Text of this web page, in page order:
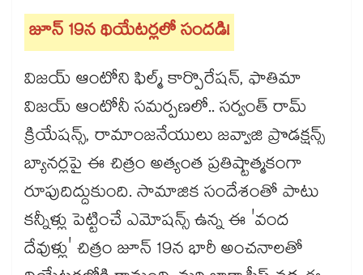
జూన్ 19న థియేటర్లలో సందడి!
విజయ్ ఆంటోని ఫిల్మ్ కార్పొరేషన్, ఫాతిమా
విజయ్ ఆంటోనీ సమర్పణలో.. సర్వంత్ రామ్
క్రియేషన్స్, రామాంజనేయులు జవ్వాజి ప్రొడక్షన్స్
బ్యానర్లపై ఈ చిత్రం అత్యంత ప్రతిష్టాత్మకంగా
రూపుదిద్దుకుంది. సామాజిక సందేశంతో పాటు
కన్నీళ్లు పెట్టించే ఎమోషన్స్ ఉన్న ఈ 'వంద
దేవుళ్లు' చిత్రం జూన్ 19న భారీ అంచనాలతో